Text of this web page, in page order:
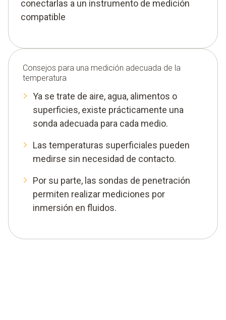
conectarlas a un instrumento de medición
compatible
Consejos para una medición adecuada de la
temperatura
Ya se trate de aire, agua, alimentos o
superficies, existe prácticamente una
sonda adecuada para cada medio.
Las temperaturas superficiales pueden
medirse sin necesidad de contacto.
Por su parte, las sondas de penetración
permiten realizar mediciones por
inmersión en fluidos.